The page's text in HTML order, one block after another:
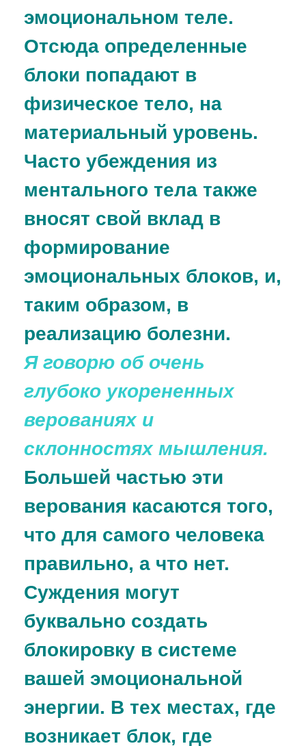
эмоциональном теле.
Отсюда определенные
блоки попадают в
физическое тело, на
материальный уровень.
Часто убеждения из
ментального тела также
вносят свой вклад в
формирование
эмоциональных блоков, и,
таким образом, в
реализацию болезни.
Я говорю об очень
глубоко укорененных
верованиях и
склонностях мышления.
Большей частью эти
верования касаются того,
что для самого человека
правильно, а что нет.
Суждения могут
буквально создать
блокировку в системе
вашей эмоциональной
энергии. В тех местах, где
возникает блок, где